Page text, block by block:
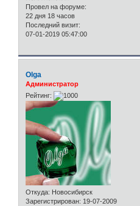
Провел на форуме:
22 дня 18 часов
Последний визит:
07-01-2019 05:47:00
Olga
Администратор
Рейтинг:
Откуда: Новосибирск
Зарегистрирован: 19-07-2009